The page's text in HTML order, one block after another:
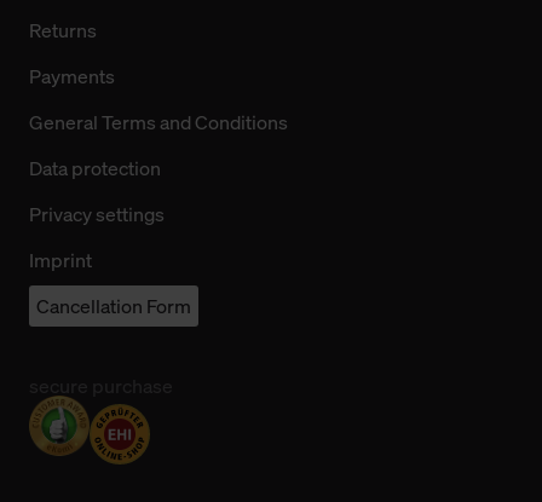
Returns
Payments
General Terms and Conditions
Data protection
Privacy settings
Imprint
Cancellation Form